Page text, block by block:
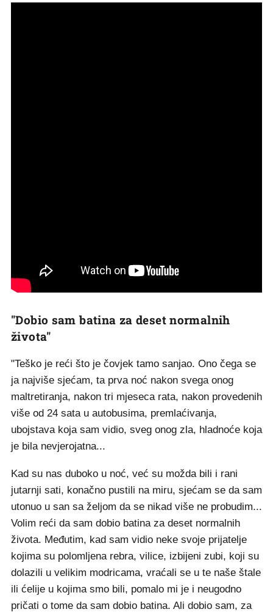
"Dobio sam batina za deset normalnih
života"
"Teško je reći što je čovjek tamo sanjao. Ono čega se
ja najviše sjećam, ta prva noć nakon svega onog
maltretiranja, nakon tri mjeseca rata, nakon provedenih
više od 24 sata u autobusima, premlaćivanja,
ubojstava koja sam vidio, sveg onog zla, hladnoće koja
je bila nevjerojatna...
Kad su nas duboko u noć, već su možda bili i rani
jutarnji sati, konačno pustili na miru, sjećam se da sam
utonuo u san sa željom da se nikad više ne probudim...
Volim reći da sam dobio batina za deset normalnih
života. Međutim, kad sam vidio neke svoje prijatelje
kojima su polomljena rebra, vilice, izbijeni zubi, koji su
dolazili u velikim modricama, vraćali se u te naše štale
ili ćelije u kojima smo bili, pomalo mi je i neugodno
pričati o tome da sam dobio batina. Ali dobio sam, za